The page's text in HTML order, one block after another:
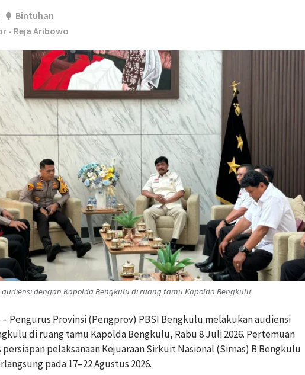
Bintuhan
- Reja Aribowo
dengan Kapolda Bengkulu di ruang tamu Kapolda Bengkulu
– Pengurus Provinsi (Pengprov) PBSI Bengkulu melakukan audiensi
di ruang tamu Kapolda Bengkulu, Rabu 8 Juli 2026. Pertemuan
pelaksanaan Kejuaraan Sirkuit Nasional (Sirnas) B Bengkulu
pada 17–22 Agustus 2026.